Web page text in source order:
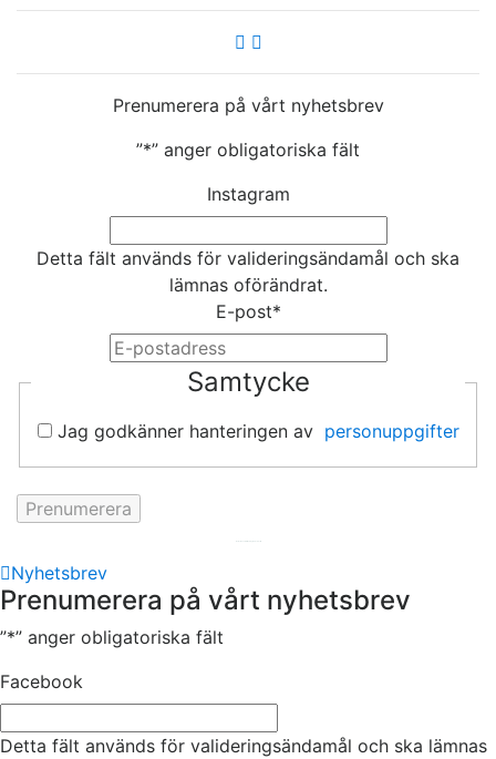
Prenumerera på vårt nyhetsbrev
”*” anger obligatoriska fält
Instagram
Detta fält används för valideringsändamål och ska
lämnas oförändrat.
E-post*
Samtycke
Jag godkänner hanteringen av personuppgifter
Nyhetsbrev
Prenumerera på vårt nyhetsbrev
”*” anger obligatoriska fält
Facebook
Detta fält används för valideringsändamål och ska lämnas